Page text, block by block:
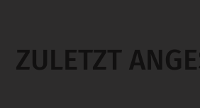
ZULETZT